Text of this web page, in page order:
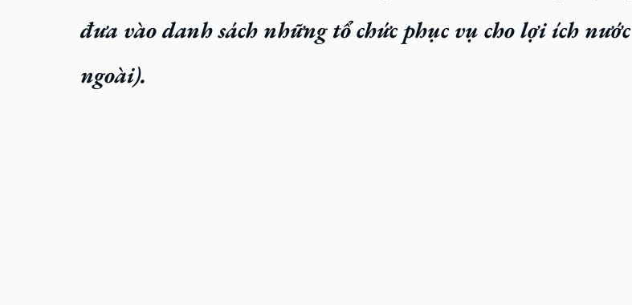
đưa vào danh sách những tổ chức phục vụ cho lợi ích nước
ngoài).